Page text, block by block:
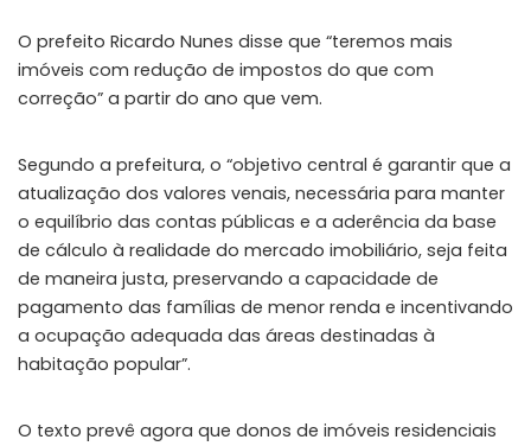
O prefeito Ricardo Nunes disse que “teremos mais
imóveis com redução de impostos do que com
correção” a partir do ano que vem.
Segundo a prefeitura, o “objetivo central é garantir que a
atualização dos valores venais, necessária para manter
o equilíbrio das contas públicas e a aderência da base
de cálculo à realidade do mercado imobiliário, seja feita
de maneira justa, preservando a capacidade de
pagamento das famílias de menor renda e incentivando
a ocupação adequada das áreas destinadas à
habitação popular”.
O texto prevê agora que donos de imóveis residenciais